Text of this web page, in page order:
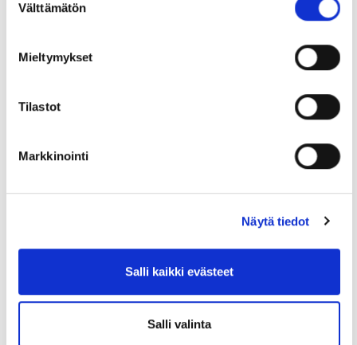
valinta
Välttämätön
Mieltymykset
Tilastot
Markkinointi
Näytä tiedot
Salli kaikki evästeet
Salli valinta
Hyvä saavutettavuus turvaa
Helsingin keskustan
elinvoiman